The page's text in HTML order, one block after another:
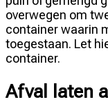
overwegen om
container waarin
toegestaan. Let
container.
Afval laten